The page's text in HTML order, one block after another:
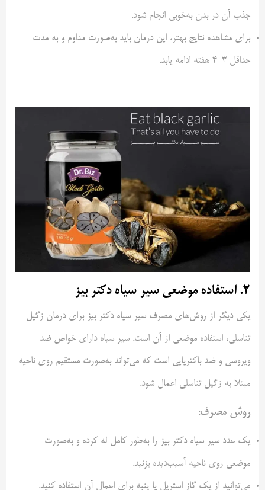
جذب آن در بدن به‌خوبی انجام شود.
برای مشاهده نتایج بهتر، این درمان باید به‌صورت مداوم و به مدت
حداقل 3-4 هفته ادامه یابد.
۲. استفاده موضعی سیر سیاه دکتر بیز
یکی دیگر از روش‌های مصرف سیر سیاه دکتر بیز برای درمان زگیل
تناسلی، استفاده موضعی از آن است. سیر سیاه دارای خواص ضد
ویروسی و ضد باکتریایی است که می‌تواند به‌صورت مستقیم روی ناحیه
مبتلا به زگیل تناسلی اعمال شود.
روش مصرف:
یک عدد سیر سیاه دکتر بیز را به‌طور کامل له کرده و به‌صورت
موضعی روی ناحیه آسیب‌دیده بزنید.
می‌توانید از یک گاز استریل یا پنبه برای اعمال آن استفاده کنید.